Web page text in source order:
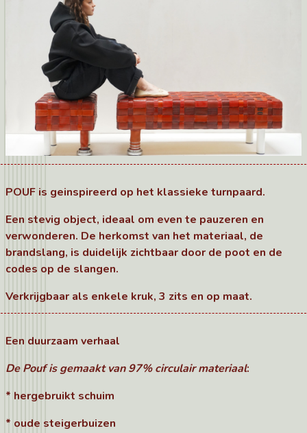
POUF is geinspireerd op het klassieke turnpaard.
Een stevig object, ideaal om even te pauzeren en
verwonderen. De herkomst van het materiaal, de
brandslang, is duidelijk zichtbaar door de poot en de
codes op de slangen.
Verkrijgbaar als enkele kruk, 3 zits en op maat.
Een duurzaam verhaal
De Pouf is gemaakt van 97% circulair materiaal:
* hergebruikt schuim
* oude steigerbuizen